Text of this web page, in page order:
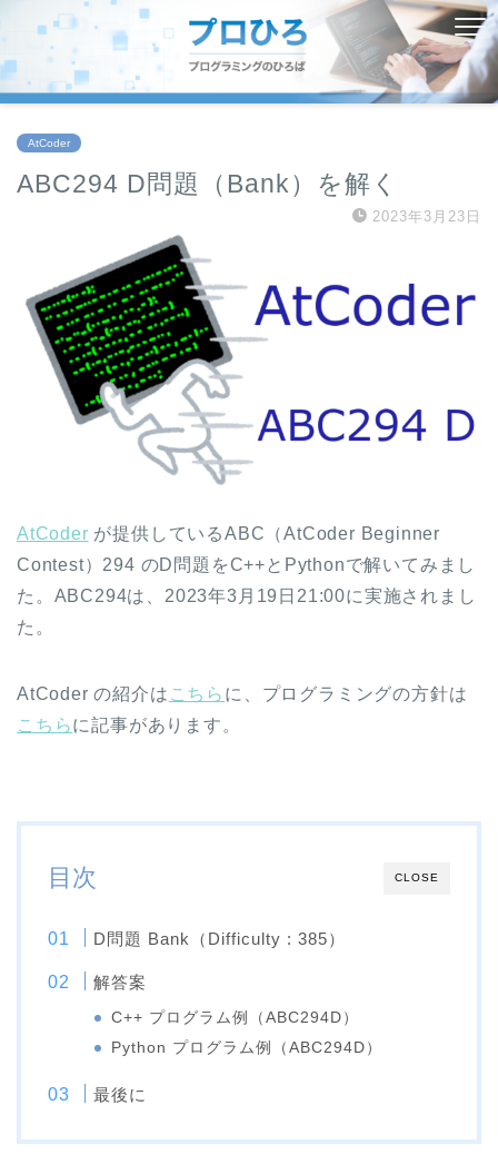
AtCoder
ABC294 D問題（Bank）を解く
2023年3月23日
AtCoder が提供しているABC（AtCoder Beginner
Contest）294 のD問題をC++とPythonで解いてみまし
た。ABC294は、2023年3月19日21:00に実施されまし
た。
AtCoder の紹介は こちら に、プログラミングの方針は
こちらに記事があります。
CLOSE
目次
D問題 Bank（Difficulty : 385）
解答案
C++ プログラム例（ABC294D）
Python プログラム例（ABC294D）
最後に